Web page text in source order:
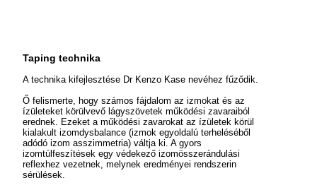
Taping technika
A technika kifejlesztése Dr Kenzo Kase nevéhez fűződik.
Ő felismerte, hogy számos fájdalom az izmokat és az
ízületeket körülvevő lágyszövetek működési zavaraiból
erednek. Ezeket a működési zavarokat az ízületek körül
kialakult izomdysbalance (izmok egyoldalú terheléséből
adódó izom asszimmetria) váltja ki. A gyors
izomtúlfeszítések egy védekező izomösszerándulási
reflexhez vezetnek, melynek eredményei rendszerin
sérülések.